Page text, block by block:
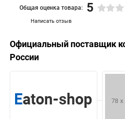
Написать отзыв
Общая оценка товара: 5
Официальный поставщик
России